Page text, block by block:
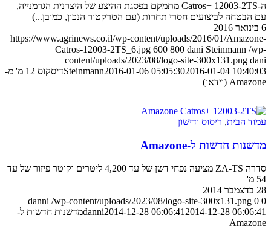
ה-Catros+ 12003-2TS מתמקם בפסגת ההיצע של היצרנית הגרמנייה,
עם הבטחה לביצועים חסרי תחרות (עם הטרקטור הנכון, כמובן...)
6 בינואר 2016
https://www.agrinews.co.il/wp-content/uploads/2016/01/Amazone-
Catros-12003-2TS_6.jpg 600 800 dani Steinmann /wp-
content/uploads/2023/08/logo-site-300x131.png dani
Steinmann2016-01-06 05:05:302016-01-04 10:40:03
דיסקוס 12 מ' מ-
Amazone (וידאו)
עמוד הבית, ריסוס ודישון
מדשנות חדשות ל-Amazone
סדרה ZA-TS מציעה נפחי דשן של עד 4,200 ליטרים וקוטר פיזור של עד
54 מ'
28 בדצמבר 2014
0
0
danni /wp-content/uploads/2023/08/logo-site-300x131.png
danni2014-12-28 06:06:412014-12-28 06:06:41
מדשנות חדשות ל-
Amazone